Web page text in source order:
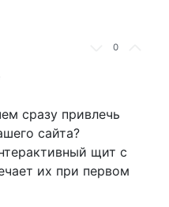
0
сразу привлечь
сайта?
щит с
их при первом